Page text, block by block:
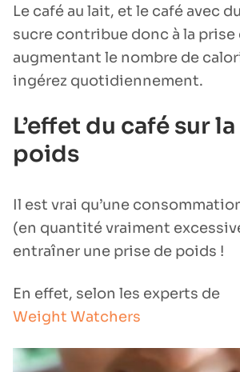
Le café au lait, et le café avec
sucre contribue donc à la prise
augmentant le nombre de
ingérez quotidiennement.
L’effet du café sur
poids
Il est vrai qu’une
(en quantité vraiment
entraîner une prise de poids !
En effet, selon les experts de
Weight Watchers